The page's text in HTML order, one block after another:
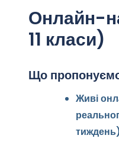
Онлайн-
11 класи)
Що
Живі